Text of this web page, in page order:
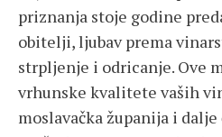
priznanja stoje godine
obitelji, ljubav prema
strpljenje i odricanje. Ove
vrhunske kvalitete vaših
moslavačka županija i